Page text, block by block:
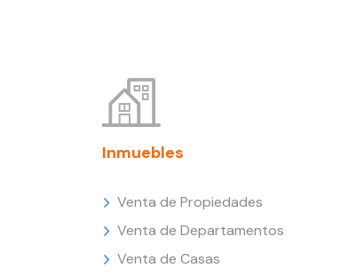
Inmuebles
Venta de Propiedades
Venta de Departamentos
Venta de Casas